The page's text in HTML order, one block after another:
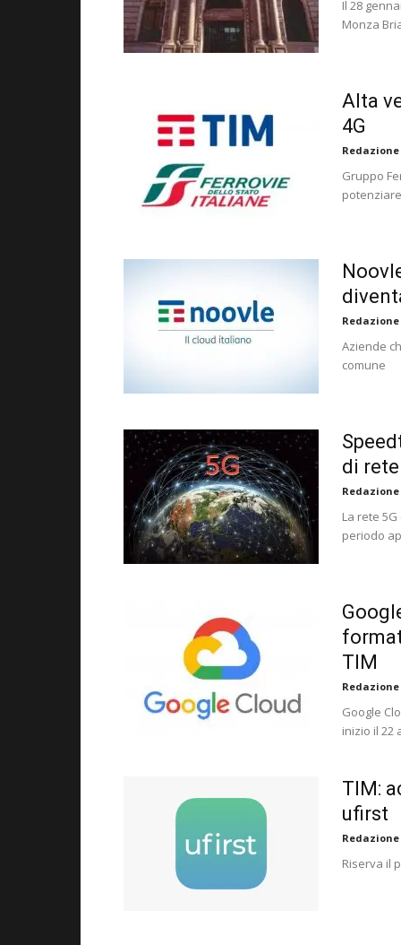
Il 28
Monza
Alta
4G
Gruppo
Aziende
comune
di
La rete
periodo
TIM
Google
inizio il 22
TIM:
ufirst
Riserva il